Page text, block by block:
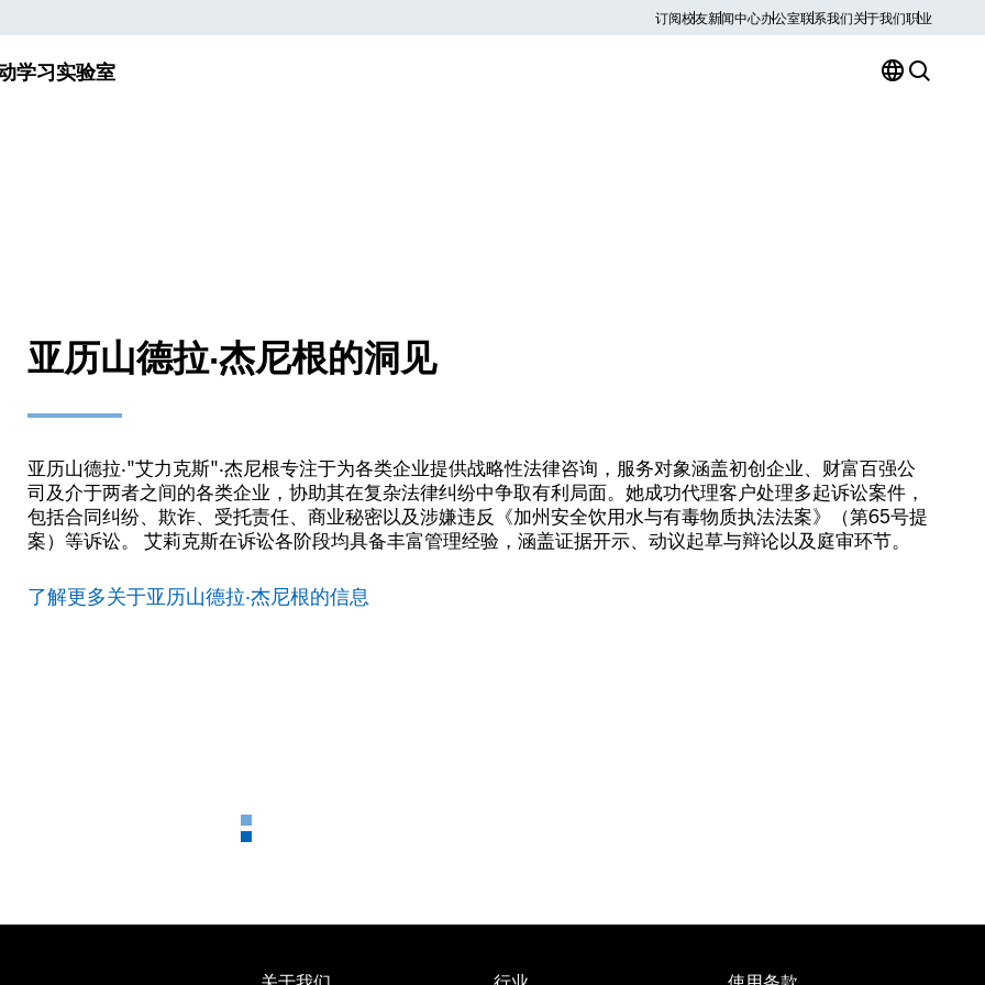
订阅校友新闻中心办公室联系我们关于我们职业
学习实验室
亚历山德拉·杰尼根的洞见
亚历山德拉·"艾力克斯"·杰尼根专注于为各类企业提供战略性法律咨询，服务对象涵盖初创企业、财富百强公
司及介于两者之间的各类企业，协助其在复杂法律纠纷中争取有利局面。她成功代理客户处理多起诉讼案件，
包括合同纠纷、欺诈、受托责任、商业秘密以及涉嫌违反《加州安全饮用水与有毒物质执法法案》（第65号提
案）等诉讼。 艾莉克斯在诉讼各阶段均具备丰富管理经验，涵盖证据开示、动议起草与辩论以及庭审环节。
了解更多关于亚历山德拉·杰尼根的信息